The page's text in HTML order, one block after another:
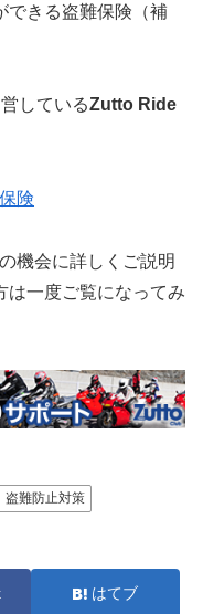
できる盗難保険（補
しているZutto Ride
険
機会に詳しくご説明
は一度ご覧になってみ
盗難防止対策
はてブ